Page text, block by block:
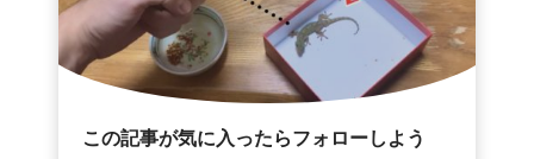
この記事が気に入ったらフォローしよう